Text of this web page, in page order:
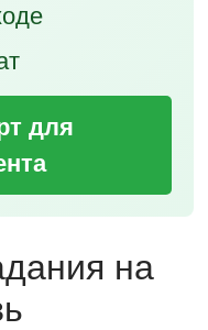
для
на